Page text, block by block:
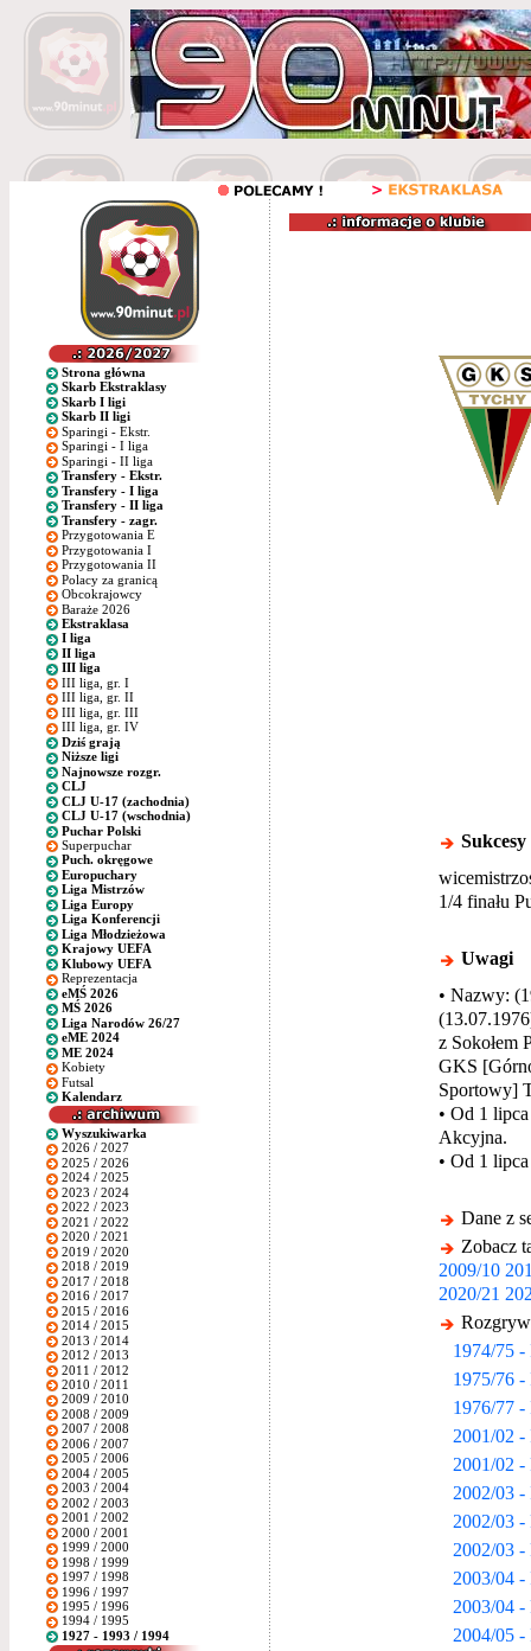
Strona główna
Skarb Ekstraklasy
Skarb I ligi
Skarb II ligi
Sparingi - Ekstr.
Sparingi - I liga
Sparingi - II liga
Transfery - Ekstr.
Transfery - I liga
Transfery - II liga
Transfery - zagr.
Przygotowania E
Przygotowania I
Przygotowania II
Polacy za granicą
Obcokrajowcy
Baraże 2026
Ekstraklasa
I liga
II liga
III liga
III liga, gr. I
III liga, gr. II
III liga, gr. III
III liga, gr. IV
Dziś grają
Niższe ligi
Najnowsze rozgr.
CLJ
CLJ U-17 (zachodnia)
CLJ U-17 (wschodnia)
Puchar Polski
Superpuchar
Puch. okręgowe
Europuchary
Liga Mistrzów
Liga Europy
Liga Konferencji
Liga Młodzieżowa
Krajowy UEFA
Klubowy UEFA
Reprezentacja
eMŚ 2026
MŚ 2026
Liga Narodów 26/27
eME 2024
ME 2024
Kobiety
Futsal
Kalendarz
Wyszukiwarka
2026 / 2027
2025 / 2026
2024 / 2025
2023 / 2024
2022 / 2023
2021 / 2022
2020 / 2021
2019 / 2020
2018 / 2019
2017 / 2018
2016 / 2017
2015 / 2016
2014 / 2015
2013 / 2014
2012 / 2013
2011 / 2012
2010 / 2011
2009 / 2010
2008 / 2009
2007 / 2008
2006 / 2007
2005 / 2006
2004 / 2005
2003 / 2004
2002 / 2003
2001 / 2002
2000 / 2001
1999 / 2000
1998 / 1999
1997 / 1998
1996 / 1997
1995 / 1996
1994 / 1995
1927 - 1993 / 1994
Sukcesy
1/4 finału
Uwagi
• Nazwy:
z Sokołem
GKS
Sportowy]
• Od 1
Akcyjna.
• Od 1
Dane z
Zobacz
2009/10
2020/21
1974/75
1975/76
1976/77
2001/02 -
2001/02 -
2002/03 -
2002/03 -
2002/03 -
2003/04 -
2003/04 -
2004/05 -